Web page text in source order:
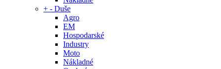
+ - Duše
Agro
EM
Hospodarské
Industry
Moto
Nákladné